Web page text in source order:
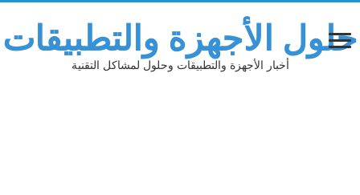
حلول الأجهزة والتطبيقات
أخبار الأجهزة والتطبيقات وحلول لمشاكل التقنية